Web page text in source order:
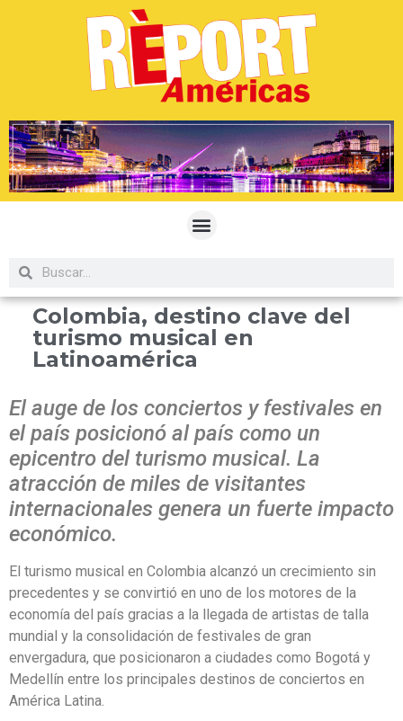
Colombia, destino clave del
turismo musical en
Latinoamérica
El auge de los conciertos y festivales en
el país posicionó al país como un
epicentro del turismo musical. La
atracción de miles de visitantes
internacionales genera un fuerte impacto
económico.
El turismo musical en Colombia alcanzó un crecimiento sin
precedentes y se convirtió en uno de los motores de la
economía del país gracias a la llegada de artistas de talla
mundial y la consolidación de festivales de gran
envergadura, que posicionaron a ciudades como Bogotá y
Medellín entre los principales destinos de conciertos en
América Latina.